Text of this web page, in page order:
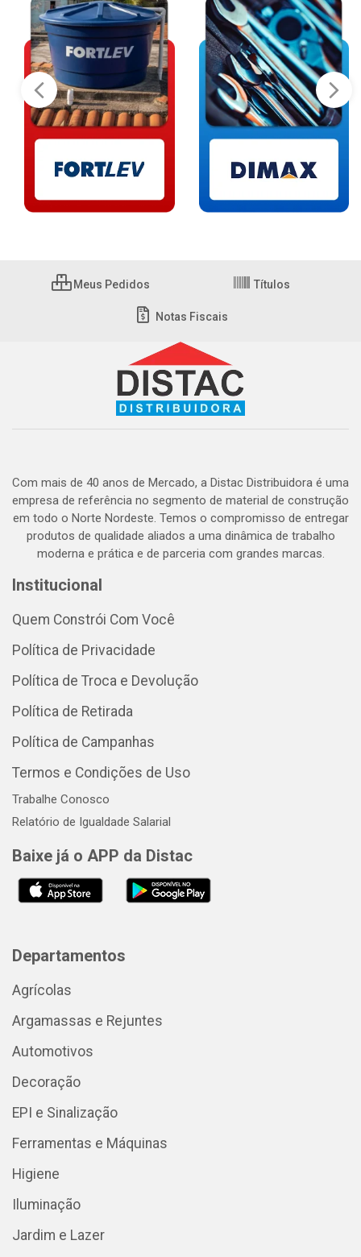
Meus Pedidos Títulos
Notas Fiscais
Com mais de 40 anos de Mercado, a Distac Distribuidora é uma
empresa de referência no segmento de material de construção
em todo o Norte Nordeste. Temos o compromisso de entregar
produtos de qualidade aliados a uma dinâmica de trabalho
moderna e prática e de parceria com grandes marcas.
Institucional
Quem Constrói Com Você
Política de Privacidade
Política de Troca e Devolução
Política de Retirada
Política de Campanhas
Termos e Condições de Uso
Trabalhe Conosco
Relatório de Igualdade Salarial
Baixe já o APP da Distac
Departamentos
Agrícolas
Argamassas e Rejuntes
Automotivos
Decoração
EPI e Sinalização
Ferramentas e Máquinas
Higiene
Iluminação
Jardim e Lazer